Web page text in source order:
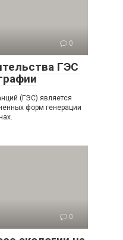
0
ГЭС
(ГЭС) является
форм генерации
0